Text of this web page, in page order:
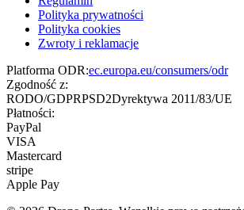
Polityka prywatności
Polityka cookies
Zwroty i reklamacje
Platforma ODR:ec.europa.eu/consumers/odr
Zgodność z:
RODO/GDPRPSD2Dyrektywa 2011/83/UE
Płatności:
PayPal
VISA
Mastercard
stripe
Apple Pay